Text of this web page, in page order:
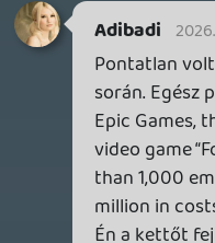
hasznot, a többi meg
beáldozható.
A legszebb a
bevétel kiesést
kirúgásokra, de arról
hogy ezt hogyan
Sehogy. A fejős
kell, amíg csak lehet.
Megyek, beveszem